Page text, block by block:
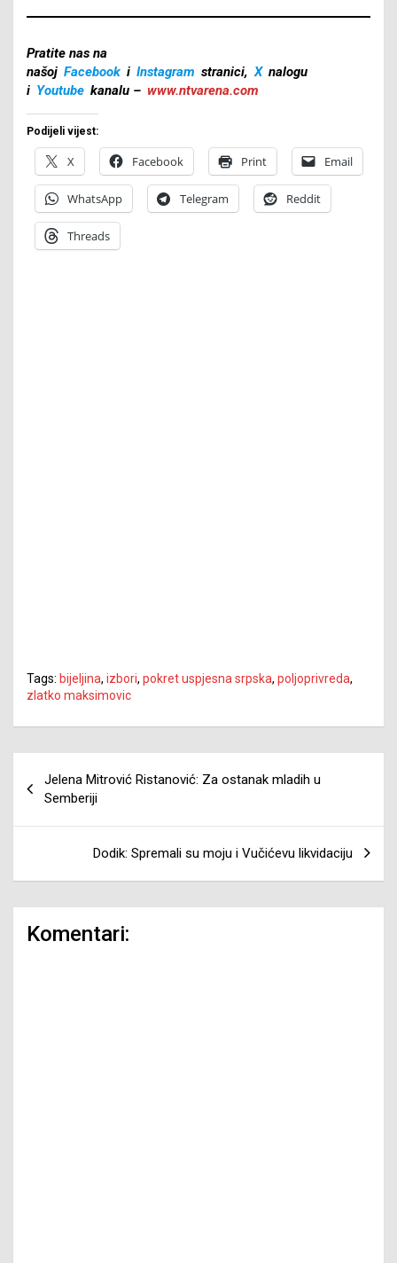
Pratite nas na
našoj Facebook i Instagram stranici, X nalogu
i Youtube kanalu – www.ntvarena.com
Podijeli vijest:
X Facebook Print Email
WhatsApp Telegram Reddit
Threads
Tags: bijeljina, izbori, pokret uspjesna srpska, poljoprivreda,
zlatko maksimovic
članaka
Jelena Mitrović Ristanović: Za ostanak mladih u
Semberiji
Dodik: Spremali su moju i Vučićevu likvidaciju
Komentari: